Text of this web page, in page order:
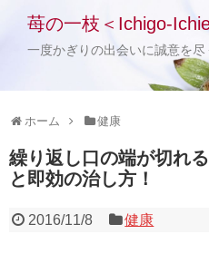
苺の一枝＜Ichigo-
一度かぎりの出会いに誠意を
ホーム 健康
繰り返し口の端が切れ
と即効の治し方！
2016/11/8 健康